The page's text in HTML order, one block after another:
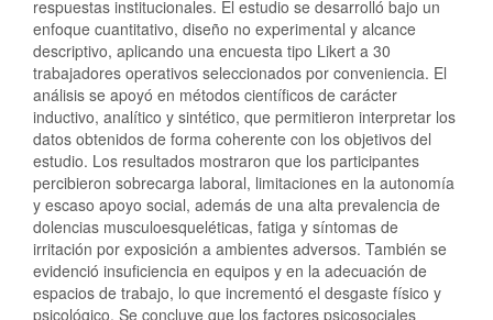
respuestas institucionales. El estudio se desarrolló bajo un
enfoque cuantitativo, diseño no experimental y alcance
descriptivo, aplicando una encuesta tipo Likert a 30
trabajadores operativos seleccionados por conveniencia. El
análisis se apoyó en métodos científicos de carácter
inductivo, analítico y sintético, que permitieron interpretar los
datos obtenidos de forma coherente con los objetivos del
estudio. Los resultados mostraron que los participantes
percibieron sobrecarga laboral, limitaciones en la autonomía
y escaso apoyo social, además de una alta prevalencia de
dolencias musculoesqueléticas, fatiga y síntomas de
irritación por exposición a ambientes adversos. También se
evidenció insuficiencia en equipos y en la adecuación de
espacios de trabajo, lo que incrementó el desgaste físico y
psicológico. Se concluye que los factores psicosociales